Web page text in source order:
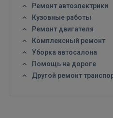
Ремонт автоэлектрики
Кузовные работы
Ремонт двигателя
Комплексный ремонт
Уборка автосалона
Помощь на дороге
Другой ремонт